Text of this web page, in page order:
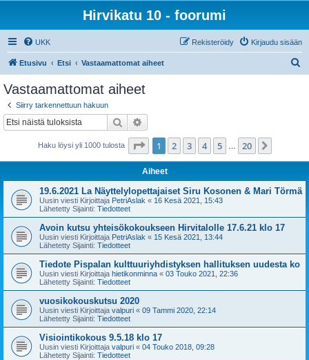
Hirvikatu 10 - foorumi
UKK Kirjaudu sisään
Rekisteröidy
Etusivu Etsi Vastaamattomat aiheet
Vastaamattomat aiheet
Siirry tarkennettuun hakuun
Etsi
Haku löysi yli 1000 tulosta Sivu /20
1 2 3 4 5 20
Aiheet
19.6.2021 La Näyttelylopettajaiset Siru Kosonen & Mari Törmä
Uusin viesti Kirjoittaja PetriAslak « 16 Kesä 2021, 15:43
Lähetetty Sijainti: Tiedotteet
Avoin kutsu yhteisökokoukseen Hirvitalolle 17.6.21 klo 17
Uusin viesti Kirjoittaja PetriAslak « 15 Kesä 2021, 13:44
Lähetetty Sijainti: Tiedotteet
Tiedote Pispalan kulttuuriyhdistyksen hallituksen uudesta ko
Uusin viesti Kirjoittaja hietikonminna « 03 Touko 2021, 22:36
Lähetetty Sijainti: Tiedotteet
vuosikokouskutsu 2020
Uusin viesti Kirjoittaja valpuri « 09 Tammi 2020, 22:14
Lähetetty Sijainti: Tiedotteet
Visiointikokous 9.5.18 klo 17
Uusin viesti Kirjoittaja valpuri « 04 Touko 2018, 09:28
Lähetetty Sijainti: Tiedotteet